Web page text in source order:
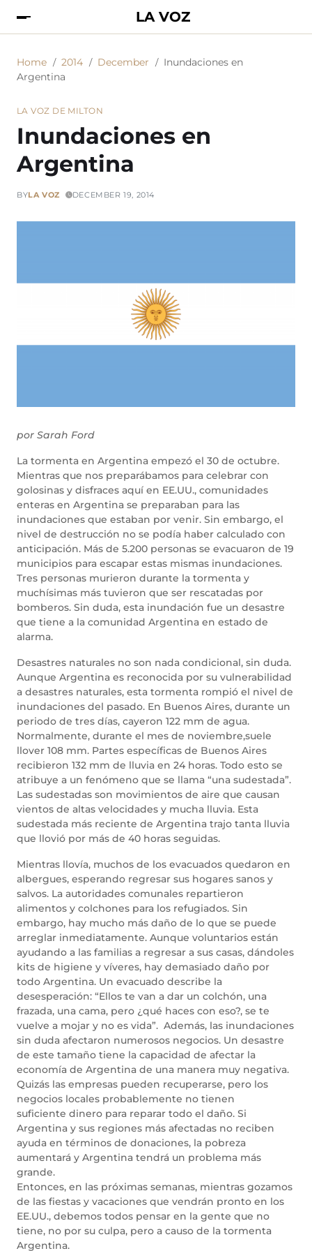
LA VOZ
Home 2014 December
Inundaciones en
Argentina
LA VOZ DE MILTON
Inundaciones en
Argentina
BYLA VOZ DECEMBER 19, 2014
por Sarah Ford
La tormenta en Argentina empezó el 30 de octubre.
Mientras que nos preparábamos para celebrar con
golosinas y disfraces aquí en EE.UU., comunidades
enteras en Argentina se preparaban para las
inundaciones que estaban por venir. Sin embargo, el
nivel de destrucción no se podía haber calculado con
anticipación. Más de 5.200 personas se evacuaron de 19
municipios para escapar estas mismas inundaciones.
Tres personas murieron durante la tormenta y
muchísimas más tuvieron que ser rescatadas por
bomberos. Sin duda, esta inundación fue un desastre
que tiene a la comunidad Argentina en estado de
alarma.
Desastres naturales no son nada condicional, sin duda.
Aunque Argentina es reconocida por su vulnerabilidad
a desastres naturales, esta tormenta rompió el nivel de
inundaciones del pasado. En Buenos Aires, durante un
periodo de tres días, cayeron 122 mm de agua.
Normalmente, durante el mes de noviembre,suele
llover 108 mm. Partes específicas de Buenos Aires
recibieron 132 mm de lluvia en 24 horas. Todo esto se
atribuye a un fenómeno que se llama “una sudestada”.
Las sudestadas son movimientos de aire que causan
vientos de altas velocidades y mucha lluvia. Esta
sudestada más reciente de Argentina trajo tanta lluvia
que llovió por más de 40 horas seguidas.
Mientras llovía, muchos de los evacuados quedaron en
albergues, esperando regresar sus hogares sanos y
salvos. La autoridades comunales repartieron
alimentos y colchones para los refugiados. Sin
embargo, hay mucho más daño de lo que se puede
arreglar inmediatamente. Aunque voluntarios están
ayudando a las familias a regresar a sus casas, dándoles
kits de higiene y víveres, hay demasiado daño por
todo Argentina. Un evacuado describe la
desesperación: “Ellos te van a dar un colchón, una
frazada, una cama, pero ¿qué haces con eso?, se te
vuelve a mojar y no es vida”. Además, las inundaciones
sin duda afectaron numerosos negocios. Un desastre
de este tamaño tiene la capacidad de afectar la
economía de Argentina de una manera muy negativa.
Quizás las empresas pueden recuperarse, pero los
negocios locales probablemente no tienen
suficiente dinero para reparar todo el daño. Si
Argentina y sus regiones más afectadas no reciben
ayuda en términos de donaciones, la pobreza
aumentará y Argentina tendrá un problema más
grande.
Entonces, en las próximas semanas, mientras gozamos
de las fiestas y vacaciones que vendrán pronto en los
EE.UU., debemos todos pensar en la gente que no
tiene, no por su culpa, pero a causo de la tormenta
Argentina.